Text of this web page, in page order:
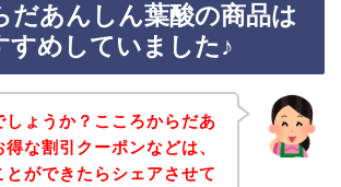
だあんしん葉酸の商品は
すめしていました♪
しょうか？こころからだあ
な割引クーポンなどは、
とができたらシェアさせて